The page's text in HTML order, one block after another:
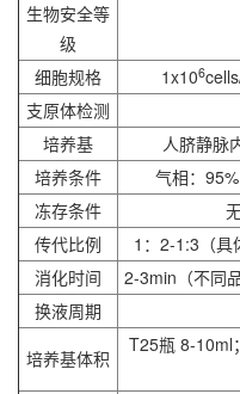
生物安全等
级
细胞规格 1x106
支原体检测
培养基
人脐静脉
培养条件
气相：
冻存条件
传代比例
1：2-1:3（具
消化时间
2-3min（不同
换液周期
培养基体积
T25瓶 8-10ml